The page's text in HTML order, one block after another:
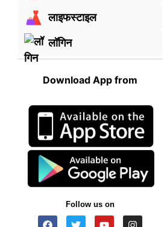
लाइफस्टाइल
लॉगिन
Download App from
Follow us on